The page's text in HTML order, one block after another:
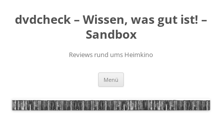
springen
dvdcheck – Wissen, was gut ist! –
Sandbox
Reviews rund ums Heimkino
Menü